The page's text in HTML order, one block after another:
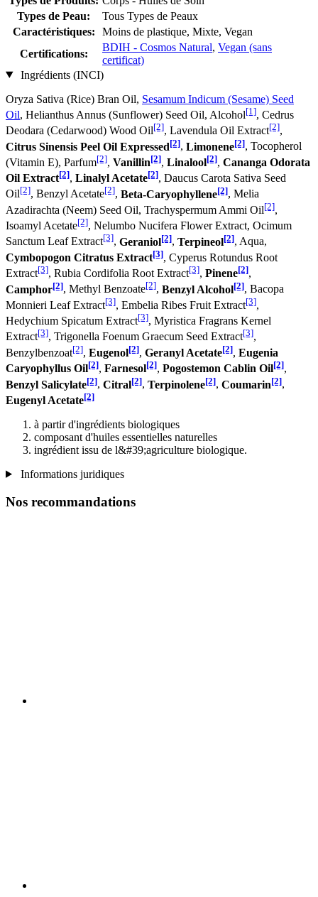
Types de Peau:
Tous Types de Peaux
Caractéristiques:
Moins de plastique, Mixte, Vegan
Certifications:
BDIH - Cosmos Natural, Vegan (sans
certificat)
Ingrédients (INCI)
Oryza Sativa (Rice) Bran Oil, Sesamum Indicum (Sesame) Seed
Oil, Helianthus Annus (Sunflower) Seed Oil, Alcohol[1], Cedrus
Deodara (Cedarwood) Wood Oil[2], Lavendula Oil Extract[2],
Citrus Sinensis Peel Oil Expressed[2], Limonene[2], Tocopherol
(Vitamin E), Parfum[2], Vanillin[2], Linalool[2], Cananga Odorata
Oil Extract[2], Linalyl Acetate[2], Daucus Carota Sativa Seed
Oil[2], Benzyl Acetate[2], Beta-Caryophyllene[2], Melia
Azadirachta (Neem) Seed Oil, Trachyspermum Ammi Oil[2],
Isoamyl Acetate[2], Nelumbo Nucifera Flower Extract, Ocimum
Sanctum Leaf Extract[3], Geraniol[2], Terpineol[2], Aqua,
Cymbopogon Citratus Extract[3], Cyperus Rotundus Root
Extract[3], Rubia Cordifolia Root Extract[3], Pinene[2],
Camphor[2], Methyl Benzoate[2], Benzyl Alcohol[2], Bacopa
Monnieri Leaf Extract[3], Embelia Ribes Fruit Extract[3],
Hedychium Spicatum Extract[3], Myristica Fragrans Kernel
Extract[3], Trigonella Foenum Graecum Seed Extract[3],
Benzylbenzoat[2], Eugenol[2], Geranyl Acetate[2], Eugenia
Caryophyllus Oil[2], Farnesol[2], Pogostemon Cablin Oil[2],
Benzyl Salicylate[2], Citral[2], Terpinolene[2], Coumarin[2],
Eugenyl Acetate[2]
à partir d'ingrédients biologiques
composant d'huiles essentielles naturelles
ingrédient issu de l&#39;agriculture biologique.
Informations juridiques
Nos recommandations